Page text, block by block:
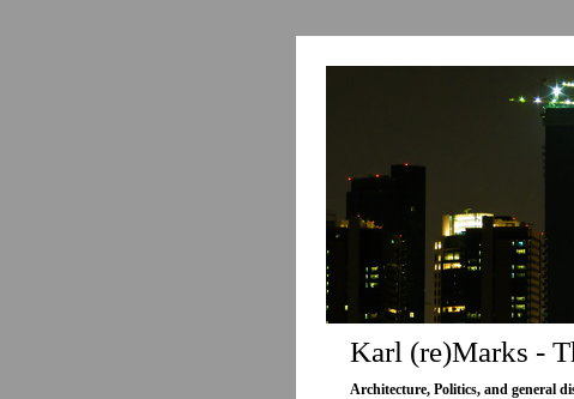
Karl (re)Marks -
Architecture, Politics, and general